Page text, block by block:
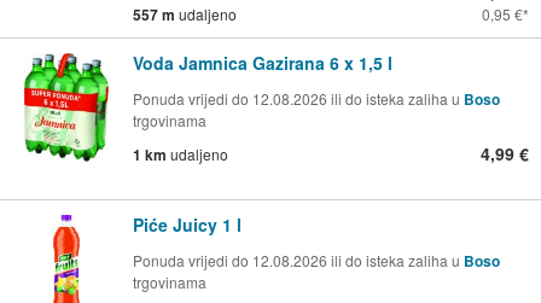
557 m udaljeno 0,95 €
Voda Jamnica Gazirana 6 x 1,5 l
Ponuda vrijedi do 12.08.2026 ili do isteka zaliha u Boso
trgovinama
1 km udaljeno 4,99 €
Piće Juicy 1 l
Ponuda vrijedi do 12.08.2026 ili do isteka zaliha u Boso
trgovinama